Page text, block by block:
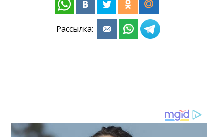
Рассылка: